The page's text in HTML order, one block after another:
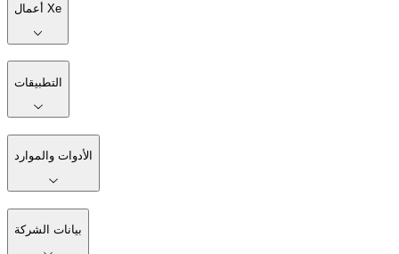
أعمال Xe
التطبيقات
الأدوات والموارد
بيانات الشركة